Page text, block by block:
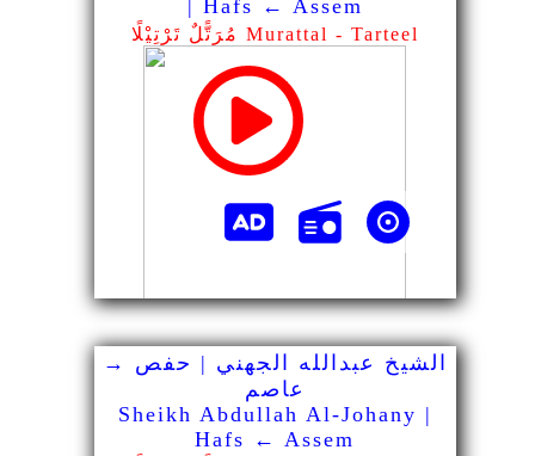
| Hafs ← Assem
مُرَتًّلٌ تَرْتِيْلًا Murattal - Tarteel
الشيخ عبدالله الجهني | حفص →
عاصم
Sheikh Abdullah Al-Johany |
Hafs ← Assem